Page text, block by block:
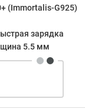
(Immortalis-G925)
зарядка
5.5 мм